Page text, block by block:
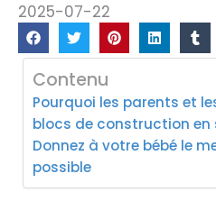
2025-07-22
Contenu
Pourquoi les parents et
blocs de construction en
Donnez à votre bébé le
possible